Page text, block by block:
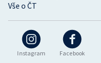
Instagram Facebook
Vše o ČT